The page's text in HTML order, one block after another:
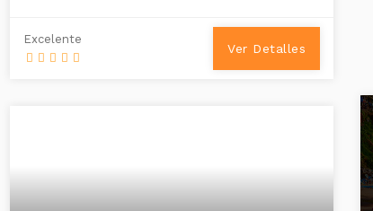
Excelente
Ver Detalles